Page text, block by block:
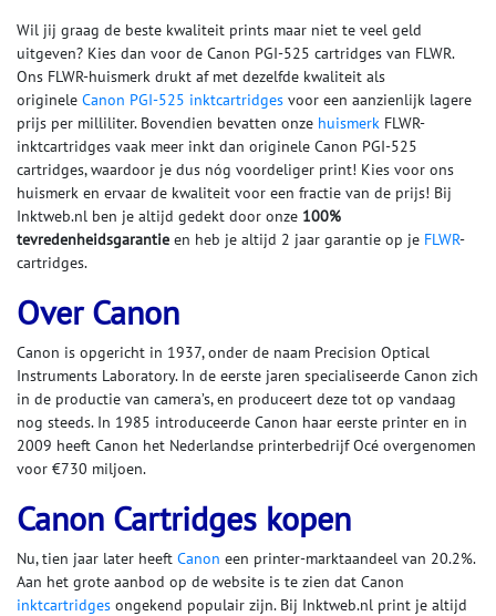
Wil jij graag de beste kwaliteit prints maar niet te veel geld
uitgeven? Kies dan voor de Canon PGI-525 cartridges van FLWR.
Ons FLWR-huismerk drukt af met dezelfde kwaliteit als
originele Canon PGI-525 inktcartridges voor een aanzienlijk lagere
prijs per milliliter. Bovendien bevatten onze huismerk FLWR-
inktcartridges vaak meer inkt dan originele Canon PGI-525
cartridges, waardoor je dus nóg voordeliger print! Kies voor ons
huismerk en ervaar de kwaliteit voor een fractie van de prijs! Bij
Inktweb.nl ben je altijd gedekt door onze 100%
tevredenheidsgarantie en heb je altijd 2 jaar garantie op je FLWR-
cartridges.
Over Canon
Canon is opgericht in 1937, onder de naam Precision Optical
Instruments Laboratory. In de eerste jaren specialiseerde Canon zich
in de productie van camera’s, en produceert deze tot op vandaag
nog steeds. In 1985 introduceerde Canon haar eerste printer en in
2009 heeft Canon het Nederlandse printerbedrijf Océ overgenomen
voor €730 miljoen.
Canon Cartridges kopen
Nu, tien jaar later heeft Canon een printer-marktaandeel van 20.2%.
Aan het grote aanbod op de website is te zien dat Canon
inktcartridges ongekend populair zijn. Bij Inktweb.nl print je altijd